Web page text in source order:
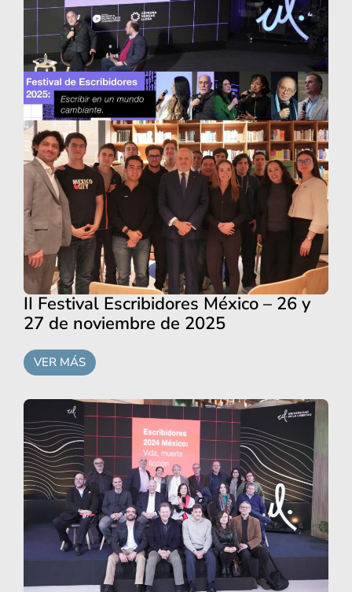
II Festival Escribidores México – 26 y
27 de noviembre de 2025
VER MÁS